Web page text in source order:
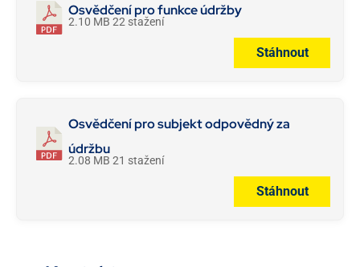
Osvědčení pro funkce údržby
2.10 MB 22 stažení
Stáhnout
Osvědčení pro subjekt odpovědný za
údržbu
2.08 MB 21 stažení
Stáhnout